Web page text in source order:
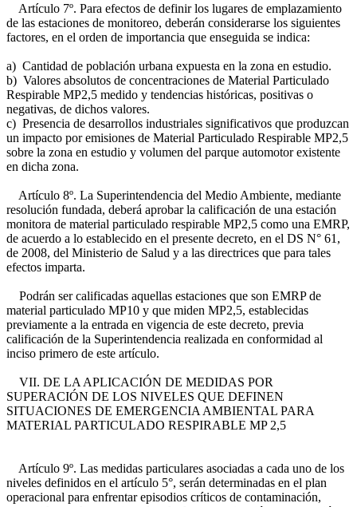
Artículo 7º. Para efectos de definir los lugares de emplazamiento
de las estaciones de monitoreo, deberán considerarse los siguientes
factores, en el orden de importancia que enseguida se indica:
a) Cantidad de población urbana expuesta en la zona en estudio.
b) Valores absolutos de concentraciones de Material Particulado
Respirable MP2,5 medido y tendencias históricas, positivas o
negativas, de dichos valores.
c) Presencia de desarrollos industriales significativos que produzcan
un impacto por emisiones de Material Particulado Respirable MP2,5
sobre la zona en estudio y volumen del parque automotor existente
en dicha zona.
Artículo 8º. La Superintendencia del Medio Ambiente, mediante
resolución fundada, deberá aprobar la calificación de una estación
monitora de material particulado respirable MP2,5 como una EMRP,
de acuerdo a lo establecido en el presente decreto, en el DS N° 61,
de 2008, del Ministerio de Salud y a las directrices que para tales
efectos imparta.
Podrán ser calificadas aquellas estaciones que son EMRP de
material particulado MP10 y que miden MP2,5, establecidas
previamente a la entrada en vigencia de este decreto, previa
calificación de la Superintendencia realizada en conformidad al
inciso primero de este artículo.
VII. DE LA APLICACIÓN DE MEDIDAS POR
SUPERACIÓN DE LOS NIVELES QUE DEFINEN
SITUACIONES DE EMERGENCIA AMBIENTAL PARA
MATERIAL PARTICULADO RESPIRABLE MP 2,5
Artículo 9º. Las medidas particulares asociadas a cada uno de los
niveles definidos en el artículo 5°, serán determinadas en el plan
operacional para enfrentar episodios críticos de contaminación,